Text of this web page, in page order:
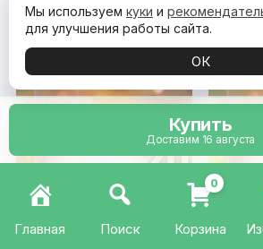
Главная Поиск
0
Корзина
Мы используем куки и
для улучшения работы сайта.
ОК
Купить
Доставим 16 августа